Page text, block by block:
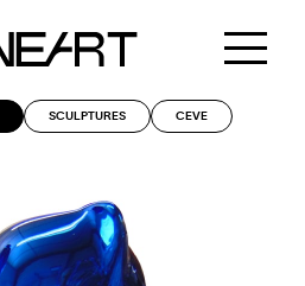
SCULPTURES CEVE